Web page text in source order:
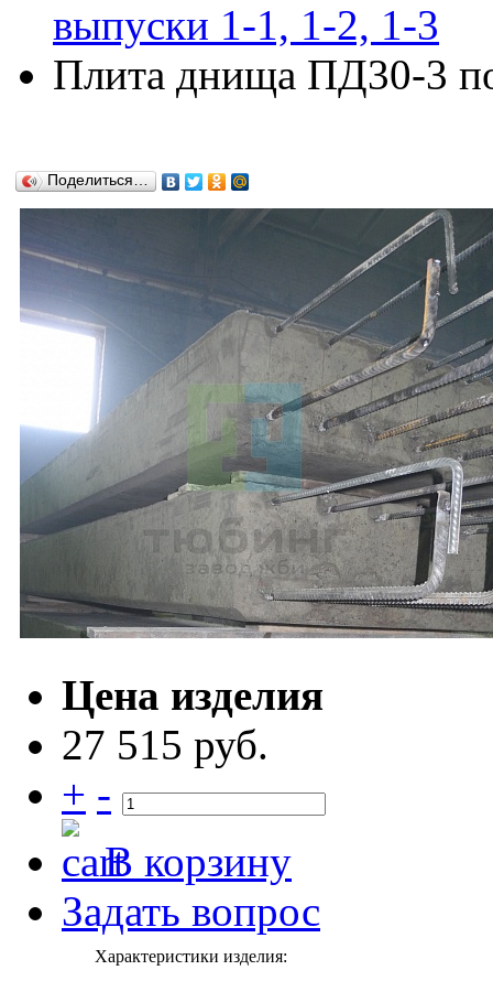
выпуски 1-1, 1-2, 1-3
Плита днища ПД30-3
Поделиться…
Цена изделия
27 515 руб.
+ -
В корзину
Задать вопрос
Характеристики изделия: